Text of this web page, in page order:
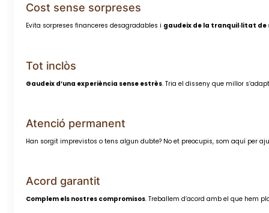
Cost sense sorpreses
Evita sorpreses financeres desagradables i gaudeix de la tranquil·litat
Tot inclòs
Gaudeix d’una experiència sense estrès. Tria el disseny que millor
Atenció permanent
Han sorgit imprevistos o tens algun dubte? No et preocupis, som aquí per
Acord garantit
Complem els nostres compromisos. Treballem d’acord amb el que hem